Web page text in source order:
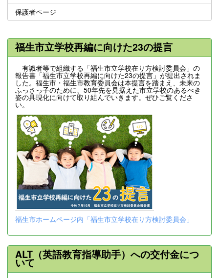
保護者ページ
福生市立学校再編に向けた23の提言
有識者等で組織する「福生市立学校在り方検討委員会」の
報告書「福生市立学校再編に向けた23の提言」が提出されま
した。福生市・福生市教育委員会は本提言を踏まえ、未来の
ふっさっ子のために、50年先を見据えた市立学校のあるべき
姿の具現化に向けて取り組んでいきます。ぜひご覧くださ
い。
福生市ホームページ内「福生市立学校在り方検討委員会」
ALT（英語教育指導助手）への交付金につ
いて